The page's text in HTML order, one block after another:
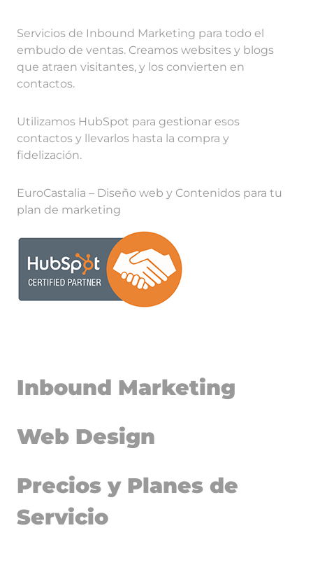
Servicios de Inbound Marketing para todo el
embudo de ventas. Creamos websites y blogs
que atraen visitantes, y los convierten en
contactos.
Utilizamos HubSpot para gestionar esos
contactos y llevarlos hasta la compra y
fidelización.
EuroCastalia – Diseño web y Contenidos para tu
plan de marketing
Inbound Marketing
Web Design
Precios y Planes de
Servicio